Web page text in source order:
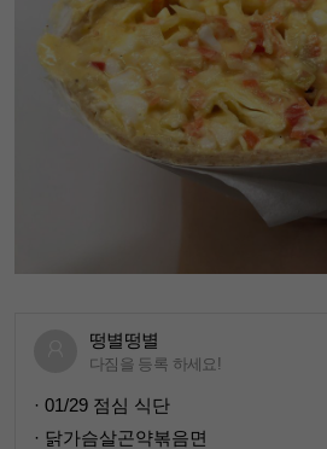
떵별떵별
다짐을 등록 하세요!
· 01/29 점심 식단
· 닭가슴살곤약볶음면